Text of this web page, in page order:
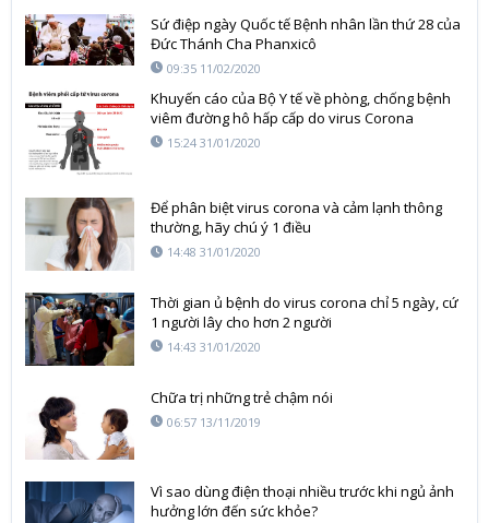
Sứ điệp ngày Quốc tế Bệnh nhân lần thứ 28 của
Đức Thánh Cha Phanxicô
09:35 11/02/2020
Khuyến cáo của Bộ Y tế về phòng, chống bệnh
viêm đường hô hấp cấp do virus Corona
15:24 31/01/2020
Để phân biệt virus corona và cảm lạnh thông
thường, hãy chú ý 1 điều
14:48 31/01/2020
Thời gian ủ bệnh do virus corona chỉ 5 ngày, cứ
1 người lây cho hơn 2 người
14:43 31/01/2020
Chữa trị những trẻ chậm nói
06:57 13/11/2019
Vì sao dùng điện thoại nhiều trước khi ngủ ảnh
hưởng lớn đến sức khỏe?